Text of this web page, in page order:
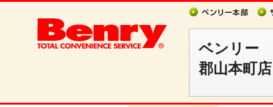
ベンリー
郡山本町店